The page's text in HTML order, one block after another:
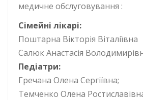
медичне обслуговування :
Сімейні лікарі:
Поштарна Вікторія Віталіївна
Салюк Анастасія
Педіатри:
Гречана Олена Сергіївна;
Темченко Олена